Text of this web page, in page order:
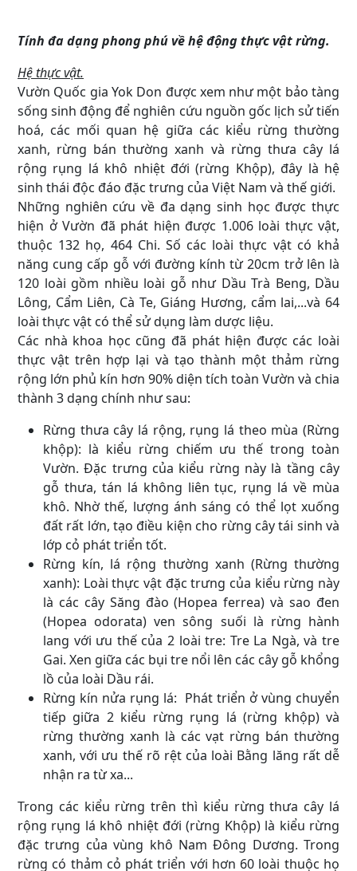
Tính đa dạng phong phú về hệ động thực vật rừng.
Hệ thực vật.
Vườn Quốc gia Yok Don được xem như một bảo tàng
sống sinh động để nghiên cứu nguồn gốc lịch sử tiến
hoá, các mối quan hệ giữa các kiểu rừng thường
xanh, rừng bán thường xanh và rừng thưa cây lá
rộng rụng lá khô nhiệt đới (rừng Khộp), đây là hệ
sinh thái độc đáo đặc trưng của Việt Nam và thế giới.
Những nghiên cứu về đa dạng sinh học được thực
hiện ở Vườn đã phát hiện được 1.006 loài thực vật,
thuộc 132 họ, 464 Chi. Số các loài thực vật có khả
năng cung cấp gỗ với đường kính từ 20cm trở lên là
120 loài gồm nhiều loài gỗ như Dầu Trà Beng, Dầu
Lông, Cẩm Liên, Cà Te, Giáng Hương, cẩm lai,...và 64
loài thực vật có thể sử dụng làm dược liệu.
Các nhà khoa học cũng đã phát hiện được các loài
thực vật trên hợp lại và tạo thành một thảm rừng
rộng lớn phủ kín hơn 90% diện tích toàn Vườn và chia
thành 3 dạng chính như sau:
Rừng thưa cây lá rộng, rụng lá theo mùa (Rừng
khộp): là kiểu rừng chiếm ưu thế trong toàn
Vườn. Đặc trưng của kiểu rừng này là tầng cây
gỗ thưa, tán lá không liên tục, rụng lá về mùa
khô. Nhờ thế, lượng ánh sáng có thể lọt xuống
đất rất lớn, tạo điều kiện cho rừng cây tái sinh và
lớp cỏ phát triển tốt.
Rừng kín, lá rộng thường xanh (Rừng thường
xanh): Loài thực vật đặc trưng của kiểu rừng này
là các cây Săng đào (Hopea ferrea) và sao đen
(Hopea odorata) ven sông suối là rừng hành
lang với ưu thế của 2 loài tre: Tre La Ngà, và tre
Gai. Xen giữa các bụi tre nổi lên các cây gỗ khổng
lồ của loài Dầu rái.
Rừng kín nửa rụng lá: Phát triển ở vùng chuyển
tiếp giữa 2 kiểu rừng rụng lá (rừng khộp) và
rừng thường xanh là các vạt rừng bán thường
xanh, với ưu thế rõ rệt của loài Bằng lăng rất dễ
nhận ra từ xa...
Trong các kiểu rừng trên thì kiểu rừng thưa cây lá
rộng rụng lá khô nhiệt đới (rừng Khộp) là kiểu rừng
đặc trưng của vùng khô Nam Đông Dương. Trong
rừng có thảm cỏ phát triển với hơn 60 loài thuộc họ